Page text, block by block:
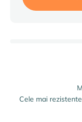
Cele mai